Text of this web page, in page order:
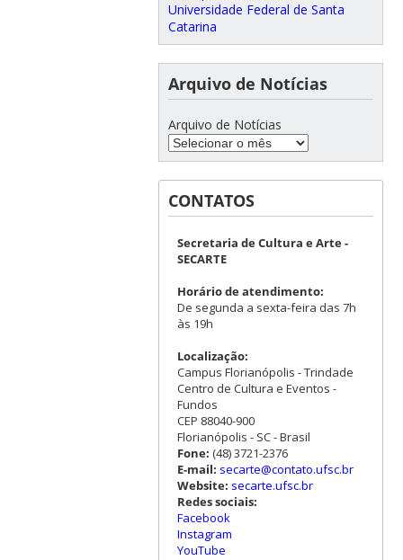
Universidade Federal de Santa
Catarina
Arquivo de Notícias
Arquivo de Notícias
CONTATOS
Secretaria de Cultura e Arte -
SECARTE
Horário de atendimento:
De segunda a sexta-feira das 7h
às 19h
Localização:
Campus Florianópolis - Trindade
Centro de Cultura e Eventos -
Fundos
CEP 88040-900
Florianópolis - SC - Brasil
Fone: (48) 3721-2376
E-mail: secarte@contato.ufsc.br
Website: secarte.ufsc.br
Redes sociais:
Facebook
Instagram
YouTube